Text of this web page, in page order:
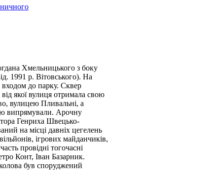
Хмельницького з боку
1991 р. Вітовського). На
до парку. Сквер
якої вулиця отримала свою
вулицею Пливальні, а
випрямували. Арочну
Генриха Швецько-
на місці давніх цегелень
ігрових майданчиків,
провідні тогочасні
Конт, Іван Базарник.
був споруджений